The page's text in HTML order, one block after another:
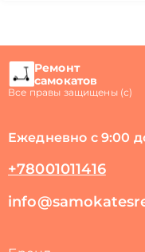
Ремонт
самокатов
Все правы защищены (с)
Ежедневно с 9:00
+78001011416